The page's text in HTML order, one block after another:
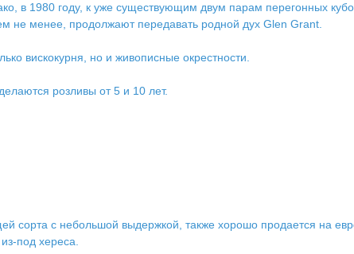
в 1980 году, к уже существующим двум парам перегонных
не менее, продолжают передавать родной дух Glen Grant.
вискокурня, но и живописные окрестности.
розливы от 5 и 10 лет.
сорта с небольшой выдержкой, также хорошо продается на
под хереса.